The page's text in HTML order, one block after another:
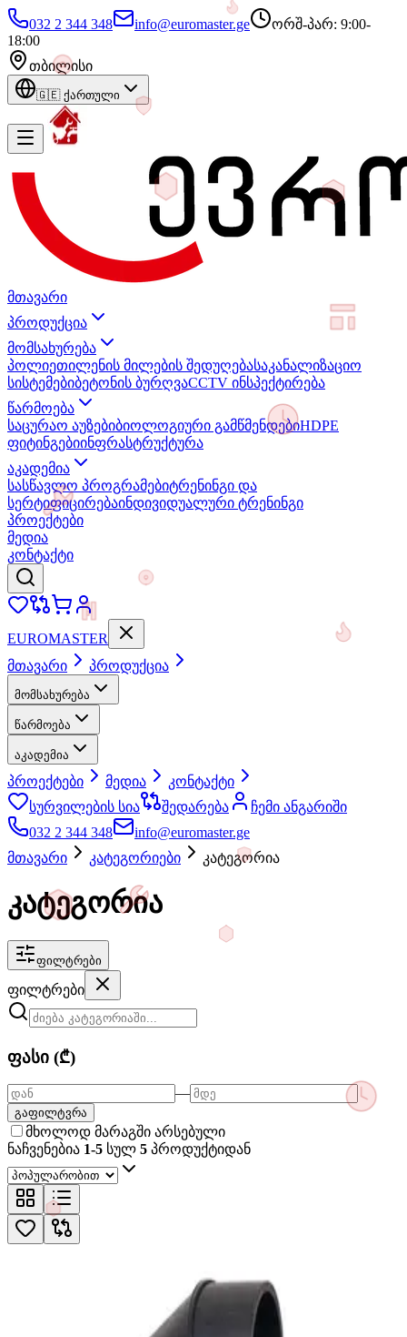
032 2 344 348 info@euromaster.ge
ორშ-პარ: 9:00-
18:00
თბილისი
🇬🇪 ქართული
მთავარი
პროდუქცია
მომსახურება
პოლიეთილენის მილების შედუღებასაკანალიზაციო
სისტემებიბეტონის ბურღვაCCTV ინსპექტირება
წარმოება
საცურაო აუზებიბიოლოგიური გამწმენდებიHDPE
ფიტინგებიინფრასტრუქტურა
აკადემია
სასწავლო პროგრამებიტრენინგი და
სერტიფიცირებაინდივიდუალური ტრენინგი
პროექტები
მედია
კონტაქტი
EUROMASTER
მთავარი
პროდუქცია
მომსახურება
წარმოება
აკადემია
პროექტები მედია
კონტაქტი
სურვილების სია
შედარება
ჩემი ანგარიში
032 2 344 348
info@euromaster.ge
მთავარი
კატეგორიები კატეგორია
კატეგორია
ფილტრები
ფილტრები
ფასი (₾)
—
გაფილტვრა
მხოლოდ მარაგში არსებული
ნაჩვენებია 1-5 სულ 5 პროდუქტიდან